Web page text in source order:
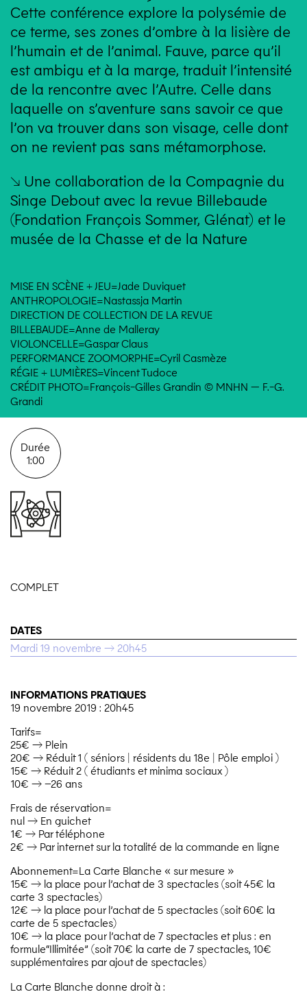
Cette conférence explore la polysémie de
ce terme, ses zones d’ombre à la lisière de
l’humain et de l’animal. Fauve, parce qu’il
est ambigu et à la marge, traduit l’intensité
de la rencontre avec l’Autre. Celle dans
laquelle on s’aventure sans savoir ce que
l’on va trouver dans son visage, celle dont
on ne revient pas sans métamorphose.
↘ Une collaboration de la Compagnie du
Singe Debout avec la revue Billebaude
(Fondation François Sommer, Glénat) et le
musée de la Chasse et de la Nature
MISE EN SCÈNE + JEU=Jade Duviquet
ANTHROPOLOGIE=Nastassja Martin
DIRECTION DE COLLECTION DE LA REVUE
BILLEBAUDE=Anne de Malleray
VIOLONCELLE=Gaspar Claus
PERFORMANCE ZOOMORPHE=Cyril Casmèze
RÉGIE + LUMIÈRES=Vincent Tudoce
CRÉDIT PHOTO=François-Gilles Grandin © MNHN — F.-G.
Grandi
Durée
1:00
COMPLET
DATES
Mardi 19 novembre → 20h45
INFORMATIONS PRATIQUES
19 novembre 2019 : 20h45
Tarifs=
25€ → Plein
20€ → Réduit 1 ( séniors | résidents du 18e | Pôle emploi )
15€ → Réduit 2 ( étudiants et minima sociaux )
10€ → –26 ans
Frais de réservation=
nul → En guichet
1€ → Par téléphone
2€ → Par internet sur la totalité de la commande en ligne
Abonnement=La Carte Blanche « sur mesure »
15€ → la place pour l’achat de 3 spectacles (soit 45€ la
carte 3 spectacles)
12€ → la place pour l’achat de 5 spectacles (soit 60€ la
carte de 5 spectacles)
10€ → la place pour l’achat de 7 spectacles et plus : en
formule​“Illimitée” (soit 70€ la carte de 7 spectacles, 10€
supplémentaires par ajout de spectacles)
La Carte Blanche donne droit à :